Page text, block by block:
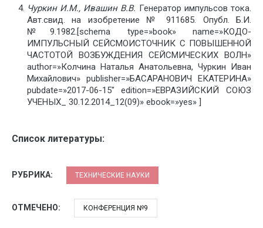
Чуркин И.М., Ивашин В.В. Генератор импульсов тока.
Авт.свид. на изобретение № 911685. Опубл. Б.И.
№9.1982.[schema type=»book» name=»КОДО-
ИМПУЛЬСНЫЙ СЕЙСМОИСТОЧНИК С ПОВЫШЕННОЙ
ЧАСТОТОЙ ВОЗБУЖДЕНИЯ СЕЙСМИЧЕСКИХ ВОЛН»
author=»Колчина Наталья Анатольевна, Чуркин Иван
Михайлович» publisher=»БАСАРАНОВИЧ ЕКАТЕРИНА»
pubdate=»2017-06-15″ edition=»ЕВРАЗИЙСКИЙ СОЮЗ
УЧЕНЫХ_ 30.12.2014_12(09)» ebook=»yes» ]
Список литературы:
РУБРИКА: ТЕХНИЧЕСКИЕ НАУКИ
ОТМЕЧЕНО: КОНФЕРЕНЦИЯ №9